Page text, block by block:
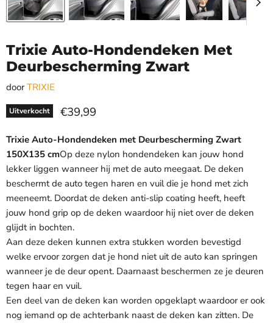
Trixie Auto-Hondendeken Met
Deurbescherming Zwart
doorTRIXIE
Uitverkocht Huidige prijs
€39,99
Trixie Auto-Hondendeken met Deurbescherming Zwart
150X135 cmOp deze nylon hondendeken kan jouw hond
lekker liggen wanneer hij met de auto meegaat. De deken
beschermt de auto tegen haren en vuil die je hond met zich
meeneemt. Doordat de deken anti-slip coating heeft, heeft
jouw hond grip op de deken waardoor hij niet over de deken
glijdt in bochten.
Aan deze deken kunnen extra stukken worden bevestigd
welke ervoor zorgen dat je hond niet uit de auto kan springen
wanneer je de deur opent. Daarnaast beschermen ze je deuren
tegen haar en vuil.
Een deel van de deken kan worden opgeklapt waardoor er ook
nog iemand op de achterbank naast de deken kan zitten. De